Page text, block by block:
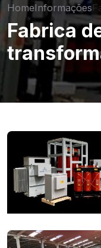
HomeInformações
Fabrica